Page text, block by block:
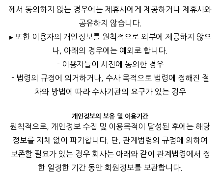
께서 동의하지 않는 경우에는 제휴사에게 제공하거나 제휴사와
공유하지 않습니다.
▸ 또한 이용자의 개인정보를 원칙적으로 외부에 제공하지 않으
나, 아래의 경우에는 예외로 합니다.
- 이용자들이 사전에 동의한 경우
- 법령의 규정에 의거하거나, 수사 목적으로 법령에 정해진 절
차와 방법에 따라 수사기관의 요구가 있는 경우
개인정보의 보유 및 이용기간
원칙적으로, 개인정보 수집 및 이용목적이 달성된 후에는 해당
정보를 지체 없이 파기합니다. 단, 관계법령의 규정에 의하여
보존할 필요가 있는 경우 회사는 아래와 같이 관계법령에서 정
한 일정한 기간 동안 회원정보를 보관합니다.